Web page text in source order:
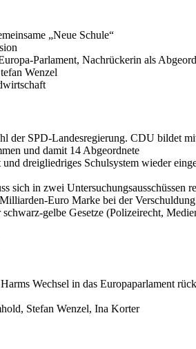
„Neue Schule“
Parlament, Nachrückerin als
Wenzel
der SPD-Landesregierung. CDU bildet
und damit 14 Abgeordnete
dreigliedriges Schulsystem wieder
sich in zwei
Euro Marke bei der Verschuldung
gelbe Gesetze (Polizeirecht,
Wechsel in das Europaparlament
Stefan Wenzel, Ina Korter